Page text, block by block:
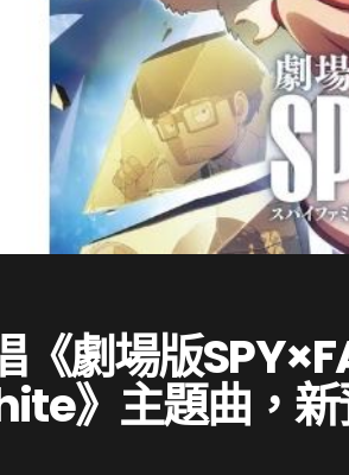
《劇場版
》主題曲，